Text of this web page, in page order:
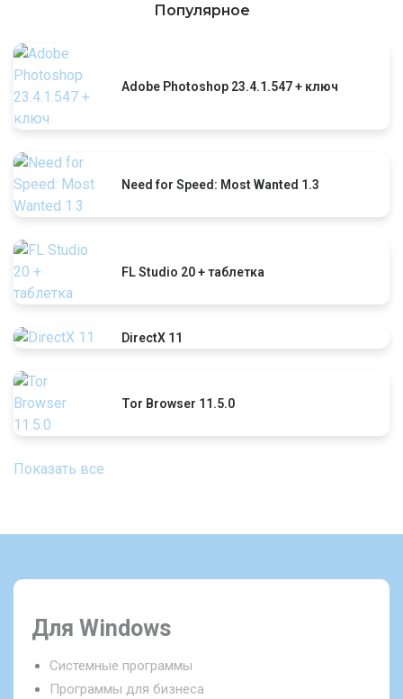
Популярное
Adobe Photoshop 23.4.1.547 + ключ
Need for Speed: Most Wanted 1.3
FL Studio 20 + таблетка
DirectX 11
Tor Browser 11.5.0
Показать все
Для Windows
Системные программы
Программы для бизнеса